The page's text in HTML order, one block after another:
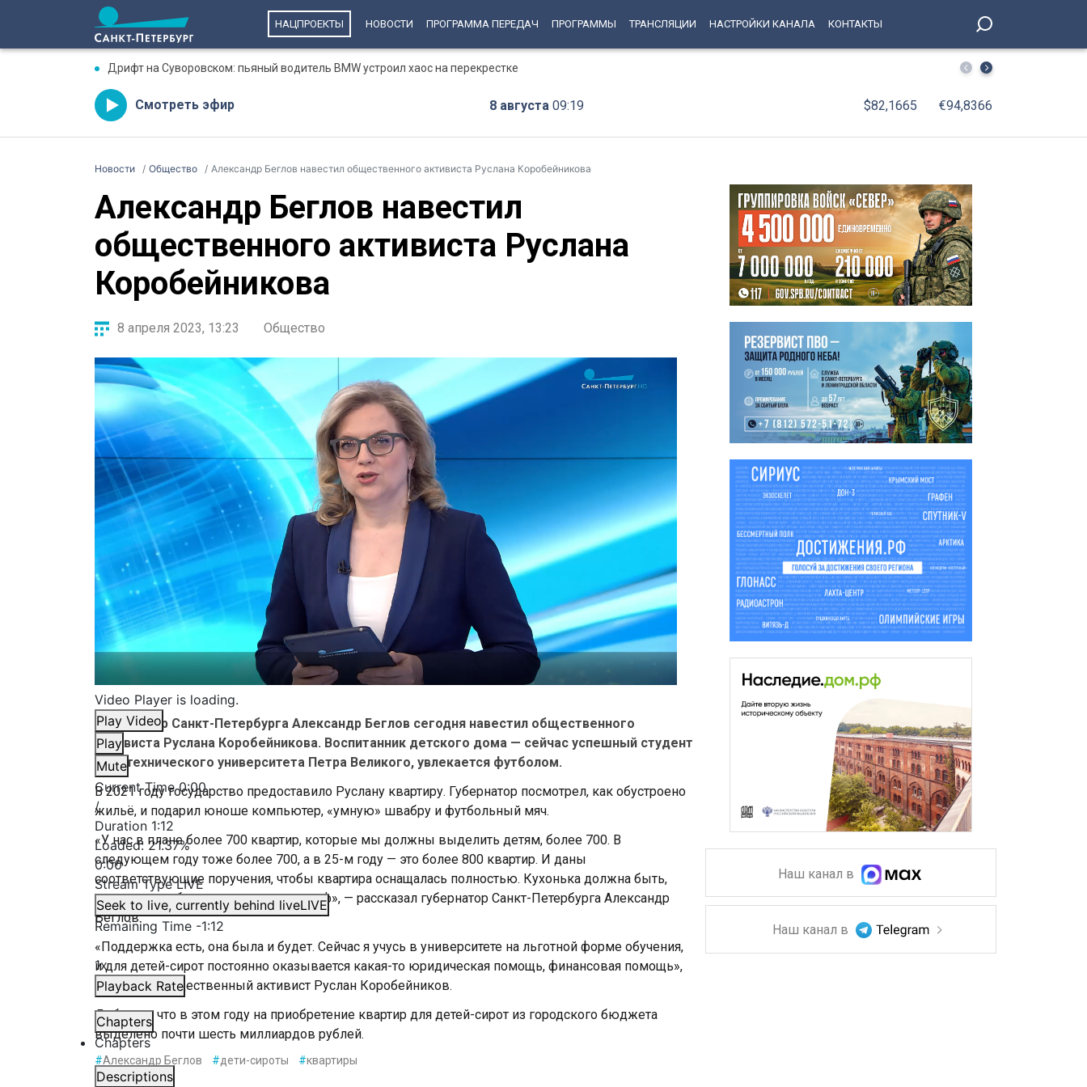
НАЦПРОЕКТЫ НОВОСТИ ПРОГРАММА ПЕРЕДАЧ ПРОГРАММЫ ТРАНСЛЯЦИИ НАСТРОЙКИ КАНАЛА КОНТАКТЫ
Дрифт на Суворовском: пьяный водитель BMW устроил хаос на перекрестке Температура в Петербурге рухнет ниже нормы на 3
Смотреть эфир 8 августа 09:19 $82,1665 €94,8366
Новости Общество Александр Беглов навестил общественного активиста Руслана Коробейникова
Александр Беглов навестил
общественного активиста Руслана
Коробейникова
8 апреля 2023, 13:23 Общество
Video Player is loading.
Play Video
Play
Mute
Current Time0:00
/
Duration 1:12
Loaded: 21.37%
0:00
Stream TypeLIVE
Seek to live, currently behind liveLIVE
Remaining Time -1:12
1x
Playback Rate
Chapters
Chapters
Descriptions
Губернатор Санкт-Петербурга Александр Беглов сегодня навестил общественного
активиста Руслана Коробейникова. Воспитанник детского дома — сейчас успешный студент
Политехнического университета Петра Великого, увлекается футболом.
В 2021 году государство предоставило Руслану квартиру. Губернатор посмотрел, как обустроено
жильё, и подарил юноше компьютер, «умную» швабру и футбольный мяч.
«У нас в плане более 700 квартир, которые мы должны выделить детям, более 700. В
следующем году тоже более 700, а в 25-м году — это более 800 квартир. И даны
соответствующие поручения, чтобы квартира оснащалась полностью. Кухонька должна быть,
стол должен быть, холодильник, шкаф», — рассказал губернатор Санкт-Петербурга Александр
Беглов.
«Поддержка есть, она была и будет. Сейчас я учусь в университете на льготной форме обучения,
и для детей-сирот постоянно оказывается какая-то юридическая помощь, финансовая помощь»,
— отметил общественный активист Руслан Коробейников.
Добавим, что в этом году на приобретение квартир для детей-сирот из городского бюджета
выделено почти шесть миллиардов рублей.
#Александр Беглов #дети-сироты #квартиры
Наш канал в
Наш канал в